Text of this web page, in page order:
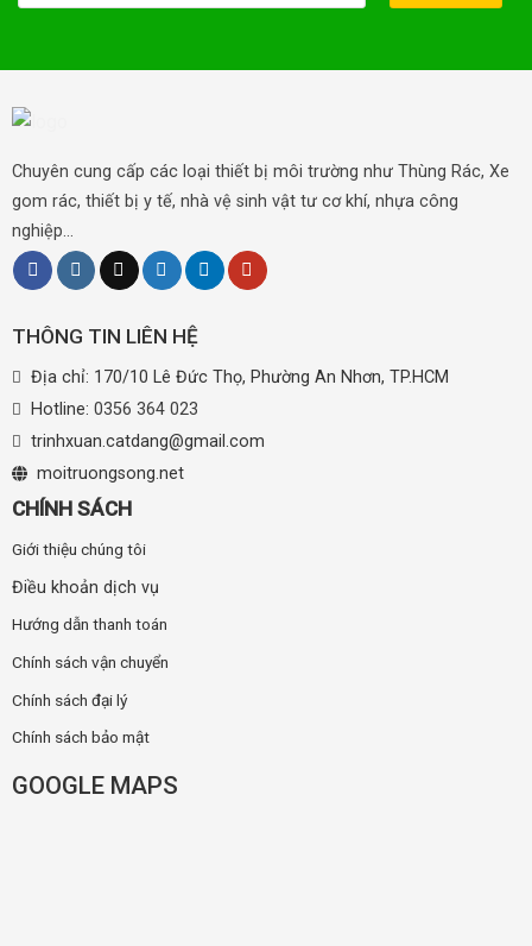
Chuyên cung cấp các loại thiết bị môi trường như Thùng Rác, Xe
gom rác, thiết bị y tế, nhà vệ sinh vật tư cơ khí, nhựa công
nghiệp...
THÔNG TIN LIÊN HỆ
Địa chỉ: 170/10 Lê Đức Thọ, Phường An Nhơn, TP.HCM
Hotline: 0356 364 023
trinhxuan.catdang@gmail.com
moitruongsong.net
CHÍNH SÁCH
Giới thiệu chúng tôi
Điều khoản dịch vụ
Hướng dẫn thanh toán
Chính sách vận chuyển
Chính sách đại lý
Chính sách bảo mật
GOOGLE MAPS